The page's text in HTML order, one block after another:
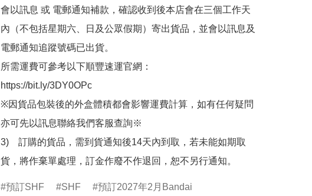
會以訊息 或 電郵通知補款，確認收到後本店會在三個工作天
內（不包括星期六、日及公眾假期）寄出貨品，並會以訊息及
電郵通知追蹤號碼已出貨。
所需運費可參考以下順豐速運官網：
https://bit.ly/3DY0OPc
※因貨品包裝後的外盒體積都會影響運費計算，如有任何疑問
亦可先以訊息聯絡我們客服查詢※
3)　訂購的貨品，需到貨通知後14天內到取，若未能如期取
貨，將作棄單處理，訂金作廢不作退回，恕不另行通知。
預訂SHF SHF 預訂2027年2月Bandai